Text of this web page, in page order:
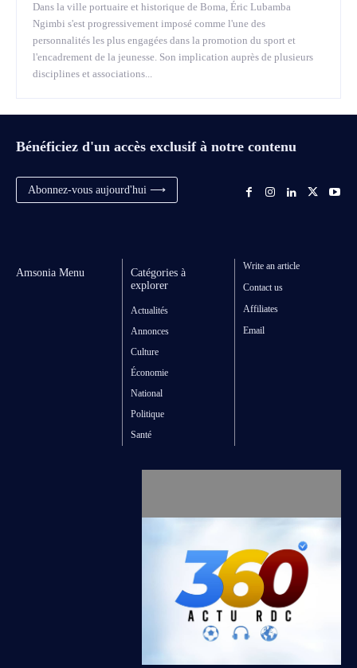
Dans la ville portuaire et historique de Boma, Éric Lubamba
Ngimbi s'est progressivement imposé comme l'une des
personnalités les plus engagées dans la promotion du sport et
l'encadrement de la jeunesse. Son implication auprès de plusieurs
disciplines et associations...
Bénéficiez d'un accès exclusif à notre contenu
Abonnez-vous aujourd'hui ⟶
Amsonia Menu
Catégories à
explorer
Actualités
Annonces
Culture
Économie
National
Politique
Santé
Write an article
Contact us
Affiliates
Email